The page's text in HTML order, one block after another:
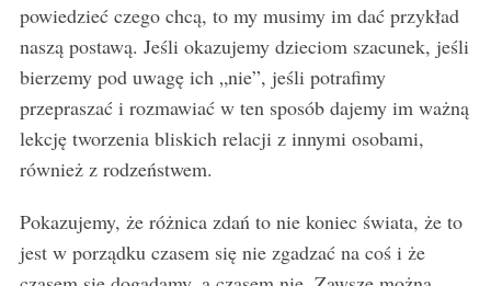
powiedzieć czego chcą, to my musimy im dać przykład
naszą postawą. Jeśli okazujemy dzieciom szacunek, jeśli
bierzemy pod uwagę ich „nie”, jeśli potrafimy
przepraszać i rozmawiać w ten sposób dajemy im ważną
lekcję tworzenia bliskich relacji z innymi osobami,
również z rodzeństwem.
Pokazujemy, że różnica zdań to nie koniec świata, że to
jest w porządku czasem się nie zgadzać na coś i że